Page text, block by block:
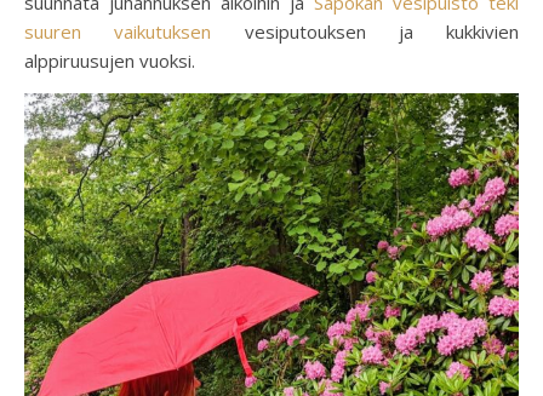
suuren vaikutuksen vesiputouksen ja kukkivien
alppiruusujen vuoksi.